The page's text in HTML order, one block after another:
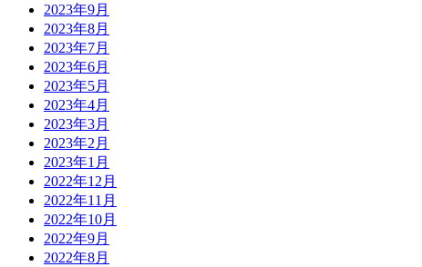
2023年9月
2023年8月
2023年7月
2023年6月
2023年5月
2023年4月
2023年3月
2023年2月
2023年1月
2022年12月
2022年11月
2022年10月
2022年9月
2022年8月